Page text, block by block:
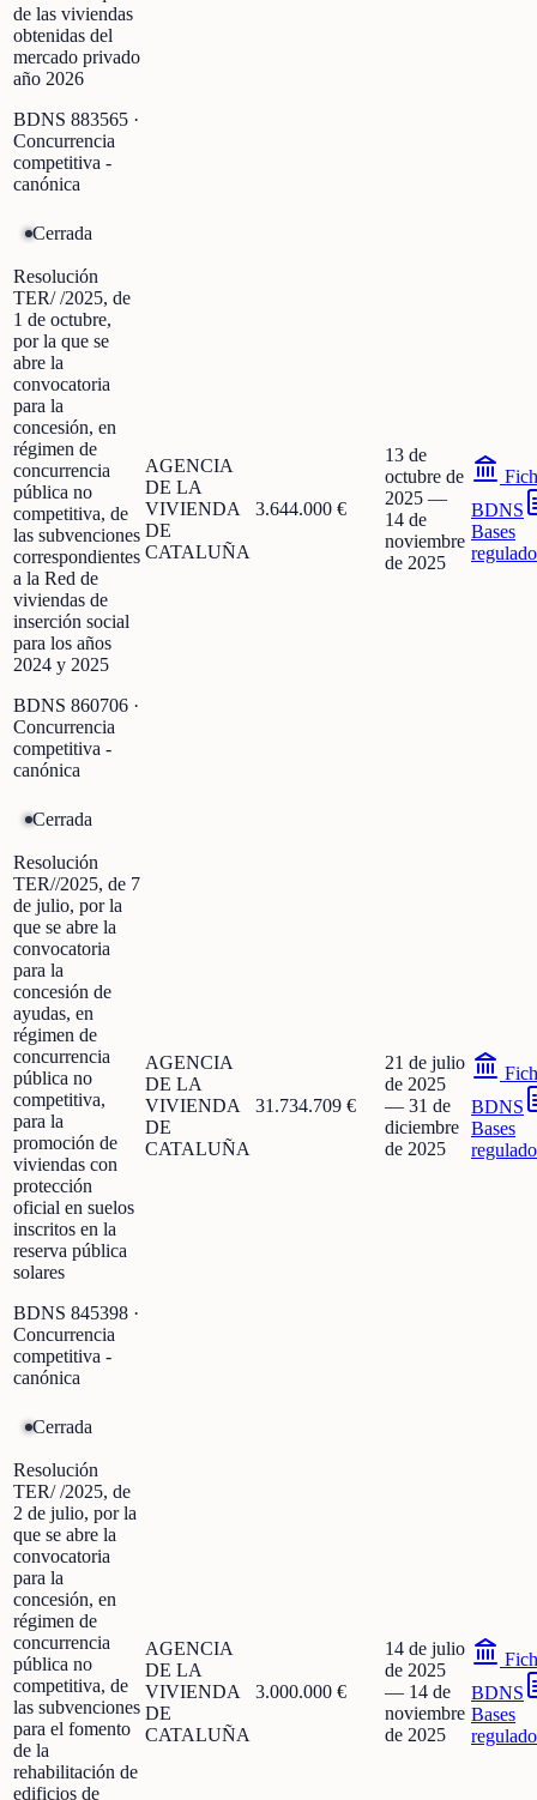
de las viviendas
obtenidas del
mercado privado
año 2026
BDNS 883565 ·
Concurrencia
competitiva -
canónica
Cerrada
Resolución
TER/ /2025, de
1 de octubre,
por la que se
abre la
convocatoria
para la
concesión, en
régimen de
concurrencia
pública no
competitiva, de
las subvenciones
correspondientes
a la Red de
viviendas de
inserción social
para los años
2024 y 2025
BDNS 860706 ·
Concurrencia
competitiva -
canónica
AGENCIA
DE LA
VIVIENDA
DE
CATALUÑA
3.644.000 €
13 de
octubre de
2025 —
14 de
noviembre
de 2025
BDNS
Bases
Cerrada
Resolución
TER//2025, de 7
de julio, por la
que se abre la
convocatoria
para la
concesión de
ayudas, en
régimen de
concurrencia
pública no
competitiva,
para la
promoción de
viviendas con
protección
oficial en suelos
inscritos en la
reserva pública
solares
BDNS 845398 ·
Concurrencia
competitiva -
canónica
AGENCIA
DE LA
VIVIENDA
DE
CATALUÑA
31.734.709 €
21 de julio
de 2025
— 31 de
diciembre
de 2025
BDNS
Bases
Cerrada
Resolución
TER/ /2025, de
2 de julio, por la
que se abre la
convocatoria
para la
concesión, en
régimen de
concurrencia
pública no
competitiva, de
las subvenciones
para el fomento
de la
rehabilitación de
edificios de
AGENCIA
DE LA
VIVIENDA
DE
CATALUÑA
3.000.000 €
14 de julio
de 2025
— 14 de
noviembre
de 2025
BDNS
Bases